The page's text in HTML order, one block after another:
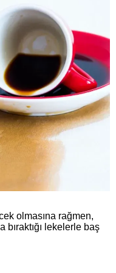
olmasına rağmen,
lekelerle baş